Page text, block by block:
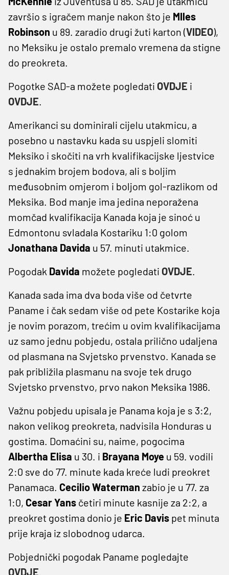
završio s igračem manje nakon što je MIles
Robinson u 89. zaradio drugi žuti karton (VIDEO),
no Meksiku je ostalo premalo vremena da stigne
do preokreta.
Pogotke SAD-a možete pogledati OVDJE i
OVDJE.
Amerikanci su dominirali cijelu utakmicu, a
posebno u nastavku kada su uspjeli slomiti
Meksiko i skočiti na vrh kvalifikacijske ljestvice
s jednakim brojem bodova, ali s boljim
međusobnim omjerom i boljom gol-razlikom od
Meksika. Bod manje ima jedina neporažena
momčad kvalifikacija Kanada koja je sinoć u
Edmontonu svladala Kostariku 1:0 golom
Jonathana Davida u 57. minuti utakmice.
Pogodak Davida možete pogledati OVDJE.
Kanada sada ima dva boda više od četvrte
Paname i čak sedam više od pete Kostarike koja
je novim porazom, trećim u ovim kvalifikacijama
uz samo jednu pobjedu, ostala prilično udaljena
od plasmana na Svjetsko prvenstvo. Kanada se
pak približila plasmanu na svoje tek drugo
Svjetsko prvenstvo, prvo nakon Meksika 1986.
Važnu pobjedu upisala je Panama koja je s 3:2,
nakon velikog preokreta, nadvisila Honduras u
gostima. Domaćini su, naime, pogocima
Albertha Elisa u 30. i Brayana Moye u 59. vodili
2:0 sve do 77. minute kada kreće ludi preokret
Panamaca. Cecilio Waterman zabio je u 77. za
1:0, Cesar Yans četiri minute kasnije za 2:2, a
preokret gostima donio je Eric Davis pet minuta
prije kraja iz slobodnog udarca.
Pobjednički pogodak Paname pogledajte
OVDJE